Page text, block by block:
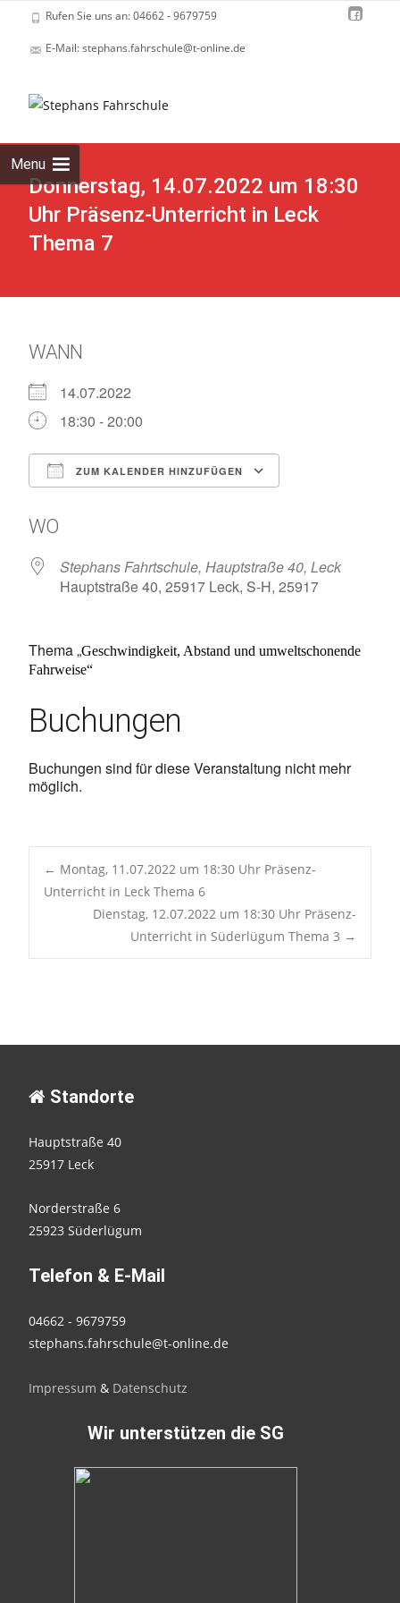
Rufen Sie uns an: 04662 - 9679759
E-Mail: stephans.fahrschule@t-online.de
Menu
Donnerstag, 14.07.2022 um 18:30
Uhr Präsenz-Unterricht in Leck
Thema 7
WANN
14.07.2022
18:30 - 20:00
ZUM KALENDER HINZUFÜGEN
WO
Stephans Fahrtschule, Hauptstraße 40, Leck
Hauptstraße 40, 25917 Leck, S-H, 25917
Thema „Geschwindigkeit, Abstand und umweltschonende
Fahrweise“
Buchungen
Buchungen sind für diese Veranstaltung nicht mehr
möglich.
Post
navigation
← Montag, 11.07.2022 um 18:30 Uhr Präsenz-
Unterricht in Leck Thema 6
Dienstag, 12.07.2022 um 18:30 Uhr Präsenz-
Unterricht in Süderlügum Thema 3 →
Standorte
Hauptstraße 40
25917 Leck
Norderstraße 6
25923 Süderlügum
Telefon & E-Mail
04662 - 9679759
stephans.fahrschule@t-online.de
Impressum & Datenschutz
Wir unterstützen die SG